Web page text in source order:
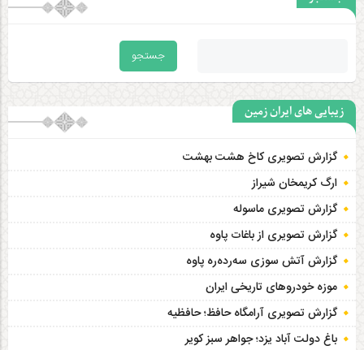
زیبایی های ایران زمین
گزارش تصویری کاخ هشت‌ بهشت
ارگ کریمخان شیراز
گزارش تصویری ماسوله
گزارش تصویری از باغات پاوه
گزارش آتش سوزی سەردەرە پاوه
موزه خودروهای تاریخی ایران
گزارش تصویری آرامگاه حافظ؛ حافظیه‎
باغ دولت آباد یزد؛ جواهر سبز کویر